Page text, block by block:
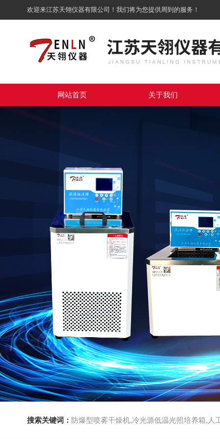
欢迎来江苏天翎仪器有限公司！我们将为您提供周到的服务！
网站首页 关于我们
搜索关键词： 防爆型喷雾干燥机,冷光源低温光照培养箱,人